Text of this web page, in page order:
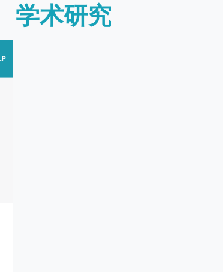
学术研究